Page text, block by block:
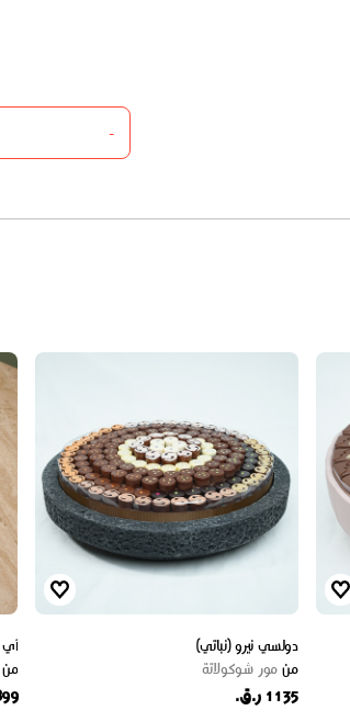
-
دولسي نيرو (نباتي)
منمور شوكولاتة
1135 ر.ق.
من
899